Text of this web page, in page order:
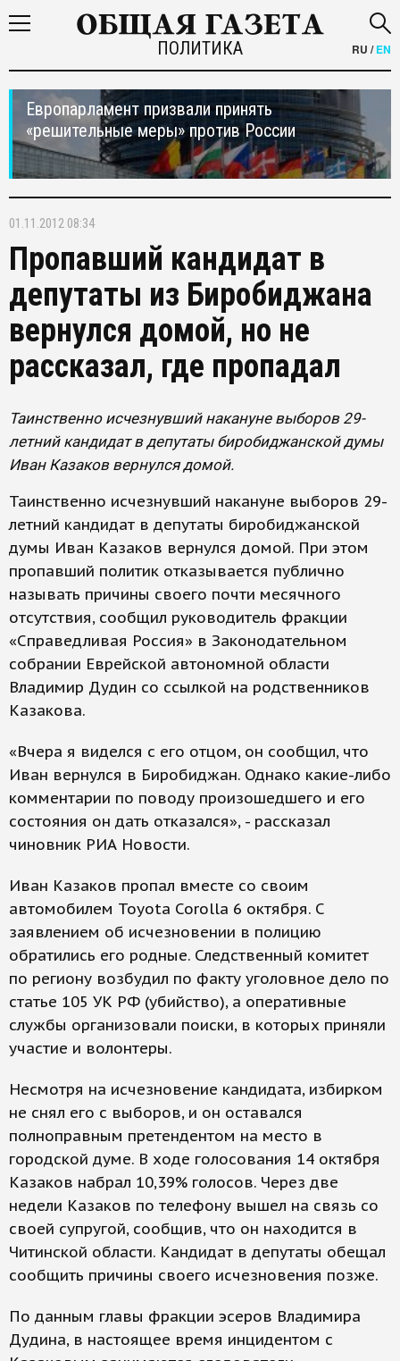
ПОЛИТИКА RU /EN
Европарламент призвали принять
«решительные меры» против России
01.11.2012 08:34
Пропавший кандидат в
депутаты из Биробиджана
вернулся домой, но не
рассказал, где пропадал
Таинственно исчезнувший накануне выборов 29-
летний кандидат в депутаты биробиджанской думы
Иван Казаков вернулся домой.
Таинственно исчезнувший накануне выборов 29-
летний кандидат в депутаты биробиджанской
думы Иван Казаков вернулся домой. При этом
пропавший политик отказывается публично
называть причины своего почти месячного
отсутствия, сообщил руководитель фракции
«Справедливая Россия» в Законодательном
собрании Еврейской автономной области
Владимир Дудин со ссылкой на родственников
Казакова.
«Вчера я виделся с его отцом, он сообщил, что
Иван вернулся в Биробиджан. Однако какие-либо
комментарии по поводу произошедшего и его
состояния он дать отказался», - рассказал
чиновник РИА Новости.
Иван Казаков пропал вместе со своим
автомобилем Toyota Corolla 6 октября. С
заявлением об исчезновении в полицию
обратились его родные. Следственный комитет
по региону возбудил по факту уголовное дело по
статье 105 УК РФ (убийство), а оперативные
службы организовали поиски, в которых приняли
участие и волонтеры.
Несмотря на исчезновение кандидата, избирком
не снял его с выборов, и он оставался
полноправным претендентом на место в
городской думе. В ходе голосования 14 октября
Казаков набрал 10,39% голосов. Через две
недели Казаков по телефону вышел на связь со
своей супругой, сообщив, что он находится в
Читинской области. Кандидат в депутаты обещал
сообщить причины своего исчезновения позже.
По данным главы фракции эсеров Владимира
Дудина, в настоящее время инцидентом с